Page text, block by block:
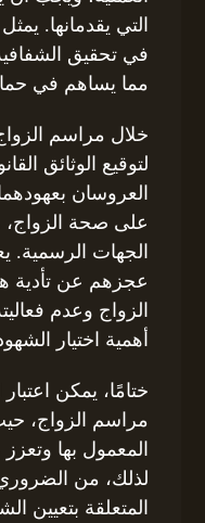
التي يقدمانها.
في تحقيق
مما يساهم في
خلال مراسم
لتوقيع الوثائق
العروسان
على صحة الزواج،
الجهات الرسمية.
عجزهم عن تأدية
الزواج وعدم
أهمية اختيار
ختامًا، يمكن
مراسم الزواج،
المعمول بها
لذلك، من الضروري
المتعلقة بتعيين